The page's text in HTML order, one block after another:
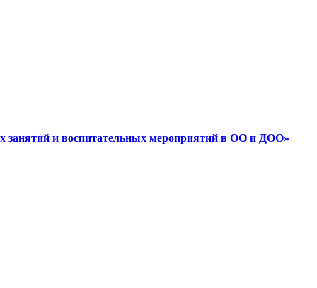
занятий и воспитательных мероприятий в ОО и ДОО»